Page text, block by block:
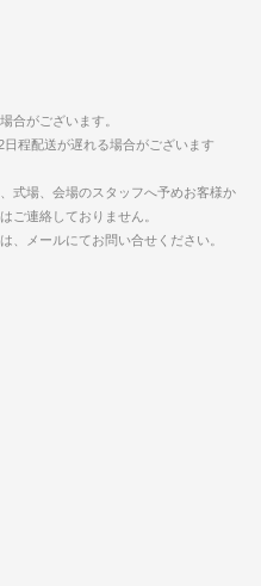
合がございます。
程配送が遅れる場合がございます
式場、会場のスタッフへ予めお客様か
ご連絡しておりません。
、メールにてお問い合せください。